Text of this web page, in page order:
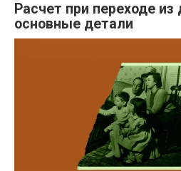
Расчет при переходе
основные детали